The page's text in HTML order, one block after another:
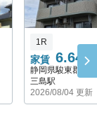
家賃 6.642
1R
静岡県駿東郡長
三島駅
2026/08/04 更新